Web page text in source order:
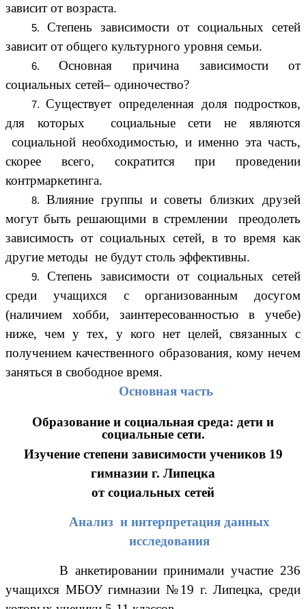
зависит от возраста.
Степень зависимости от социальных сетей
зависит от общего культурного уровня семьи.
Основная причина зависимости от
социальных сетей– одиночество?
Существует определенная доля подростков,
для которых социальные сети не являются
социальной необходимостью, и именно эта часть,
скорее всего, сократится при проведении
контрмаркетинга.
Влияние группы и советы близких друзей
могут быть решающими в стремлении преодолеть
зависимость от социальных сетей, в то время как
другие методы не будут столь эффективны.
Степень зависимости от социальных сетей
среди учащихся с организованным досугом
(наличием хобби, заинтересованностью в учебе)
ниже, чем у тех, у кого нет целей, связанных с
получением качественного образования, кому нечем
заняться в свободное время.
Основная часть
Образование и социальная среда: дети и
социальные сети.
Изучение степени зависимости учеников 19
гимназии г. Липецка
от социальных сетей
Анализ и интерпретация данных
исследования
В анкетировании принимали участие 236
учащихся МБОУ гимназии №19 г. Липецка, среди